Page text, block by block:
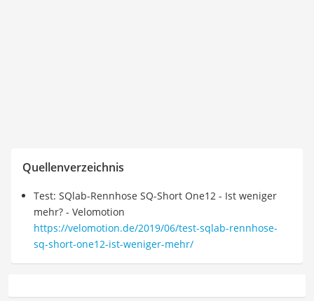
Quellenverzeichnis
Test: SQlab-Rennhose SQ-Short One12 - Ist weniger
mehr? - Velomotion
https://velomotion.de/2019/06/test-sqlab-rennhose-
sq-short-one12-ist-weniger-mehr/